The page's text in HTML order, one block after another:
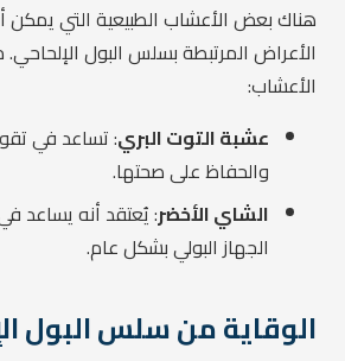
هناك بعض الأعشاب الطبيعية التي
الأعراض المرتبطة بسلس البول
الأعشاب:
عشبة التوت البري: تساعد في
والحفاظ على صحتها.
الشاي الأخضر: يُعتقد أنه يساعد
الجهاز البولي بشكل عام.
الوقاية من سلس البول